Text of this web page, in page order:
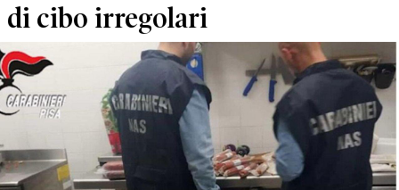
di cibo irregolari